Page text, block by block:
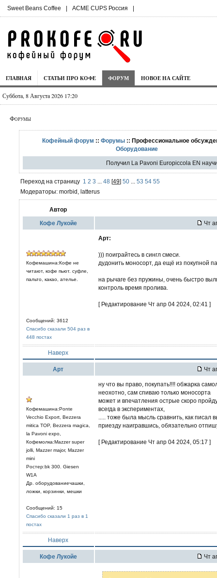
Sweet Beans Coffee | ACME CUPS Россия |
ГЛАВНАЯ СТАТЬИ ПРО КОФЕ ФОРУМ НОВОЕ НА САЙТЕ
Суббота, 8 Августа 2026 17:20
Форумы
Кофейный форум ::Форумы :: Профессиональное
Оборудование
Получил La Pavoni Europiccola EN
Переход на страницу 1 2 3 48 [49] 50 53 54 55
Модераторы: morbid, latterus
Автор
Кофе Лукойе Чт
Кофемашина:Кофе не
читают, кофе пьют. суфле,
пальто, какао, ателье.
Сообщений: 3612
Спасибо сказали 504 раз в
448 постах
Арт:
))) поиграйтесь в сингл смеси.
дудонить моносорт, да ещё из покупной
на рычаге без пружины, очень быстро
контроль время пролива.
[ Редактирование Чт апр 04 2024, 02:41 ]
Наверх
Арт Чт
Кофемашина:Ponte
Vecchio Export, Bezzera
mitica TOP, Bezzera magica,
la Pavoni expo,
Кофемолка:Mazzer super
jolli, Mazzer major, Mazzer
mini
Ростер:bk 300. Giesen
W1A
Др. оборудованиечашки,
ложки, корзинки, мешки
Сообщений: 15
Спасибо сказали 1 раз в 1
постах
ну что вы право, покупать!!!! обжарка
неохотно, сам спиваю только моносорта
может и впечатления острые скоро
всегда в экспериментах,
..... тоже была мысль сравнить, как
приезду наигравшись, обязательно
[ Редактирование Чт апр 04 2024, 05:17 ]
Наверх
Кофе Лукойе Чт